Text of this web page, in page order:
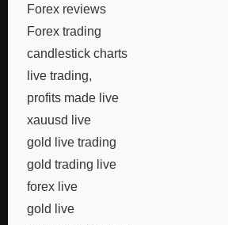
Forex reviews
Forex trading
candlestick charts
live trading,
profits made live
xauusd live
gold live trading
gold trading live
forex live
gold live